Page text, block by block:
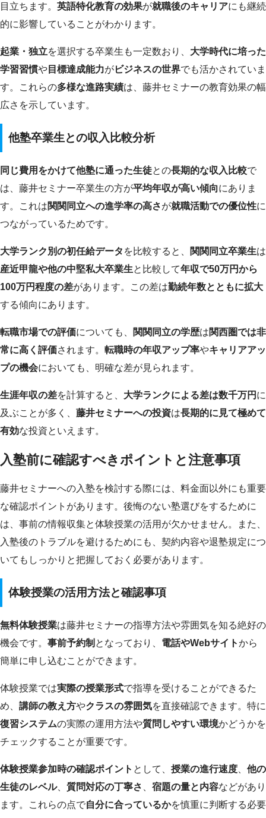
目立ちます。 英語特化教育の効果が就職後のキャリアにも継続
的に影響していることがわかります。
起業・独立を選択する卒業生も一定数おり、 大学時代に培った
学習習慣や 目標達成能力がビジネスの世界でも活かされていま
す。これらの多様な進路実績は、藤井セミナーの教育効果の幅
広さを示しています。
他塾卒業生との収入比較分析
同じ費用をかけて他塾に通った生徒との長期的な収入比較で
は、藤井セミナー卒業生の方が平均年収が高い傾向にありま
す。これは関関同立への進学率の高さが就職活動での優位性に
つながっているためです。
大学ランク別の初任給データ を比較すると、 関関同立卒業生は
産近甲龍や他の中堅私大卒業生と比較して年収で50万円から
100万円程度の差があります。この差は勤続年数とともに拡大
する傾向にあります。
転職市場での評価についても、 関関同立の学歴は関西圏では非
常に高く評価されます。 転職時の年収アップ率やキャリアアッ
プの機会においても、明確な差が見られます。
生涯年収の差を計算すると、 大学ランクによる差は数千万円 に
及ぶことが多く、 藤井セミナーへの投資は長期的に見て極めて
有効な投資といえます。
入塾前に確認すべきポイントと注意事項
藤井セミナーへの入塾を検討する際には、料金面以外にも重要
な確認ポイントがあります。後悔のない塾選びをするために
は、事前の情報収集と体験授業の活用が欠かせません。また、
入塾後のトラブルを避けるためにも、契約内容や退塾規定につ
いてもしっかりと把握しておく必要があります。
体験授業の活用方法と確認事項
無料体験授業は藤井セミナーの指導方法や雰囲気を知る絶好の
機会です。 事前予約制 となっており、 電話やWebサイトから
簡単に申し込むことができます。
体験授業では実際の授業形式で指導を受けることができるた
め、 講師の教え方やクラスの雰囲気を直接確認できます。特に
復習システムの実際の運用方法や質問しやすい環境かどうかを
チェックすることが重要です。
体験授業参加時の確認ポイント として、 授業の進行速度
他の
生徒のレベル、 質問対応の丁寧さ 宿題の量と内容などがあり
ます。これらの点で自分に合っているかを慎重に判断する必要